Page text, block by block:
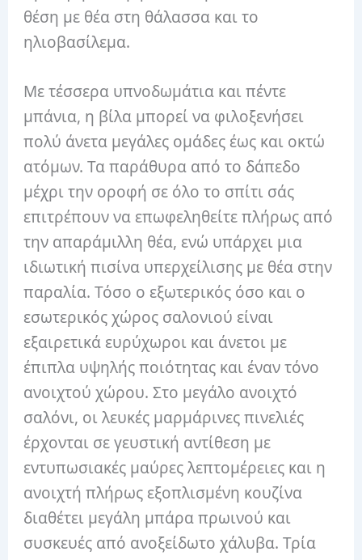
θέση με θέα στη θάλασσα και το
ηλιοβασίλεμα.
Με τέσσερα υπνοδωμάτια και πέντε
μπάνια, η βίλα μπορεί να φιλοξενήσει
πολύ άνετα μεγάλες ομάδες έως και οκτώ
ατόμων. Τα παράθυρα από το δάπεδο
μέχρι την οροφή σε όλο το σπίτι σάς
επιτρέπουν να επωφεληθείτε πλήρως από
την απαράμιλλη θέα, ενώ υπάρχει μια
ιδιωτική πισίνα υπερχείλισης με θέα στην
παραλία. Τόσο ο εξωτερικός όσο και ο
εσωτερικός χώρος σαλονιού είναι
εξαιρετικά ευρύχωροι και άνετοι με
έπιπλα υψηλής ποιότητας και έναν τόνο
ανοιχτού χώρου. Στο μεγάλο ανοιχτό
σαλόνι, οι λευκές μαρμάρινες πινελιές
έρχονται σε γευστική αντίθεση με
εντυπωσιακές μαύρες λεπτομέρειες και η
ανοιχτή πλήρως εξοπλισμένη κουζίνα
διαθέτει μεγάλη μπάρα πρωινού και
συσκευές από ανοξείδωτο χάλυβα. Τρία